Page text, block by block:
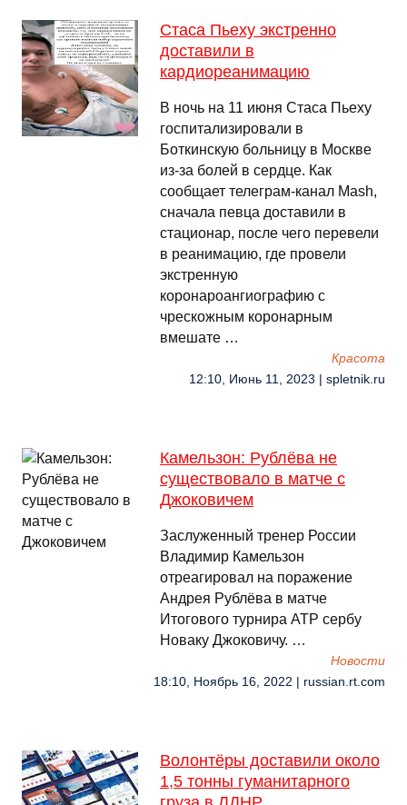
Стаса Пьеху экстренно
доставили в
кардиореанимацию
В ночь на 11 июня Стаса Пьеху
госпитализировали в
Боткинскую больницу в Москве
из-за болей в сердце. Как
сообщает телеграм-канал Mash,
сначала певца доставили в
стационар, после чего перевели
в реанимацию, где провели
экстренную
коронароангиографию с
чрескожным коронарным
вмешате …
Красота
12:10, Июнь 11, 2023 | spletnik.ru
Камельзон: Рублёва не
существовало в матче с
Джоковичем
Заслуженный тренер России
Владимир Камельзон
отреагировал на поражение
Андрея Рублёва в матче
Итогового турнира ATP сербу
Новаку Джоковичу. …
Новости
18:10, Ноябрь 16, 2022 | russian.rt.com
Волонтëры доставили около
1,5 тонны гуманитарного